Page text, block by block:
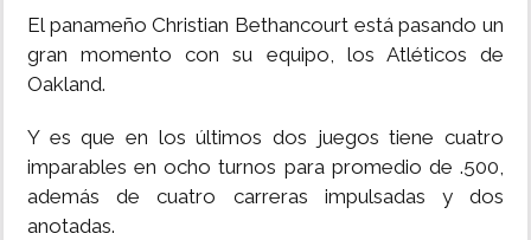
El panameño Christian Bethancourt está pasando un
gran momento con su equipo, los Atléticos de
Oakland.
Y es que en los últimos dos juegos tiene cuatro
imparables en ocho turnos para promedio de .500,
además de cuatro carreras impulsadas y dos
anotadas.